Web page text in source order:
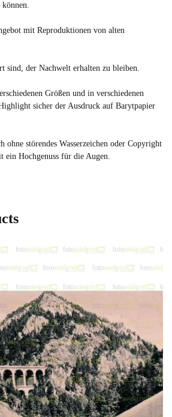
können.
mit Reproduktionen von alten
sind, der Nachwelt erhalten zu bleiben.
Größen und in verschiedenen
sicher der Ausdruck auf Barytpapier
ohne störendes Wasserzeichen oder Copyright
ein Hochgenuss für die Augen.